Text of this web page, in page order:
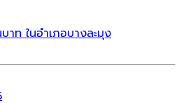
าท ในอำเภอบางละมุง